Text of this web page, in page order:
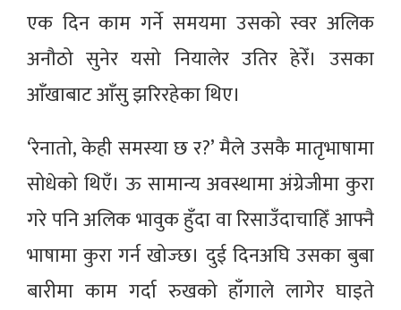
एक दिन काम गर्ने समयमा उसको स्वर अलिक
अनौठो सुनेर यसो नियालेर उतिर हेरेँ। उसका
आँखाबाट आँसु झरिरहेका थिए।
‘रेनातो, केही समस्या छ र?’ मैले उसकै मातृभाषामा
सोधेको थिएँ। ऊ सामान्य अवस्थामा अंग्रेजीमा कुरा
गरे पनि अलिक भावुक हुँदा वा रिसाउँदाचाहिँ आफ्नै
भाषामा कुरा गर्न खोज्छ। दुई दिनअघि उसका बुबा
बारीमा काम गर्दा रुखको हाँगाले लागेर घाइते